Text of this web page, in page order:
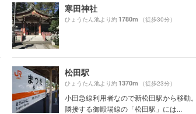
寒田神社
ひょうたん池より約1780m （徒歩30分）
松田駅
ひょうたん池より約1370m （徒歩23分）
小田急線利用者なので新松田駅から移動。
隣接する御殿場線の「松田駅」には...